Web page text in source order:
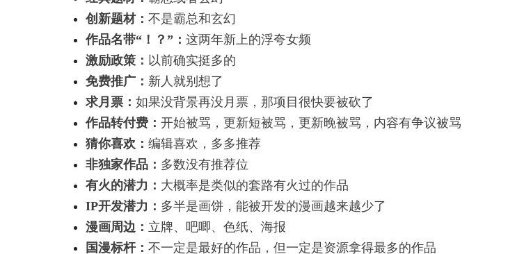
创新题材： 不是霸总和玄幻
作品名带“！？”： 这两年新上的浮夸女频
激励政策： 以前确实挺多的
免费推广： 新人就别想了
求月票： 如果没背景再没月票，那项目很快要被砍了
作品转付费： 开始被骂，更新短被骂，更新晚被骂，内容有争议被骂
猜你喜欢： 编辑喜欢，多多推荐
非独家作品： 多数没有推荐位
有火的潜力： 大概率是类似的套路有火过的作品
IP开发潜力： 多半是画饼，能被开发的漫画越来越少了
漫画周边： 立牌、吧唧、色纸、海报
国漫标杆： 不一定是最好的作品，但一定是资源拿得最多的作品